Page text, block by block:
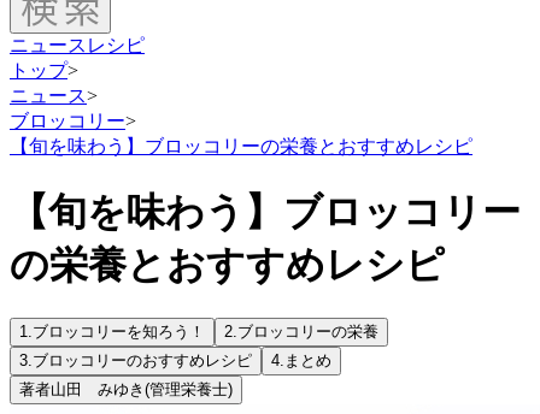
ニュース レシピ
トップ>
ニュース>
ブロッコリー>
【旬を味わう】ブロッコリーの栄養とおすすめレシピ
【旬を味わう】ブロッコリー
の栄養とおすすめレシピ
1.ブロッコリーを知ろう！ 2.ブロッコリーの栄養
3.ブロッコリーのおすすめレシピ 4. まとめ
著者山田 みゆき (管理栄養士)